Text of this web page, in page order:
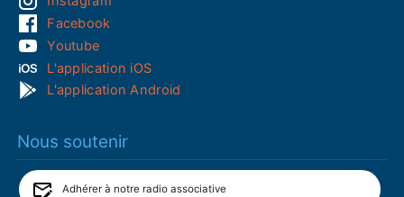
Facebook
Youtube
L'application iOS
L'application Android
Nous soutenir
Adhérer à notre radio associative